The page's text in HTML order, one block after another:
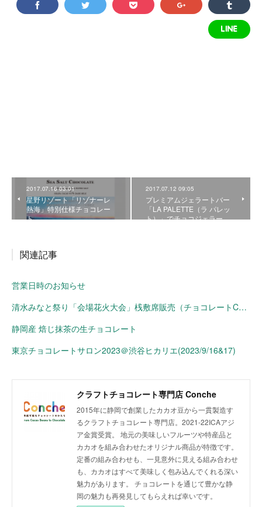
2017.07.16 03:01
星野リゾート「リゾナーレ
熱海」特別仕様チョコレー
ト
2017.07.12 09:05
プレミアムジェラートバー
「LA PALETTE（ラ パレッ
ト）」でチョコジェラー…
関連記事
営業日時のお知らせ
清水みなと祭り「会場花火大会」桟敷席販売（チョコレートConche）
静岡産 焙じ抹茶の生チョコレート
東京チョコレートサロン2023＠渋谷ヒカリエ(2023/9/16&17)
クラフトチョコレート専門店 Conche
2015年に静岡で創業したカカオ豆から一貫製造す
るクラフトチョコレート専門店。2021-22ICAアジ
ア金賞受賞。 地元の美味しいフルーツや特産品と
カカオを組み合わせたオリジナル商品が特徴です。
定番の組み合わせも、一見意外に見える組み合わせ
も、カカオはすべて美味しく包み込んでくれる深い
魅力があります。 チョコレートを通じて豊かな静
岡の魅力も再発見してもらえれば幸いです。